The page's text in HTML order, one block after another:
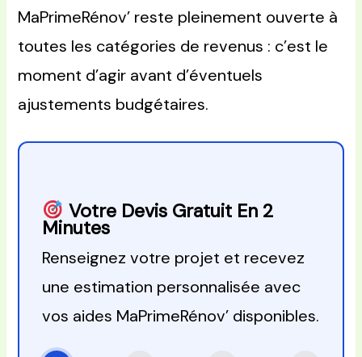
MaPrimeRénov’ reste pleinement ouverte à
toutes les catégories de revenus : c’est le
moment d’agir avant d’éventuels
ajustements budgétaires.
Votre Devis Gratuit En 2
Minutes
Renseignez votre projet et recevez
une estimation personnalisée avec
vos aides MaPrimeRénov’ disponibles.